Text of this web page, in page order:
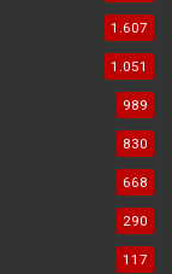
1.607
1.051
989
830
668
290
117